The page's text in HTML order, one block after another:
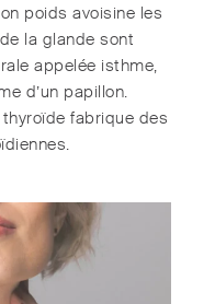
poids avoisine les
la glande sont
appelée isthme,
d’un papillon.
fabrique des